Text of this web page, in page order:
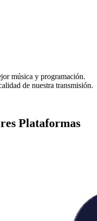
música y programación.
de nuestra transmisión.
Plataformas